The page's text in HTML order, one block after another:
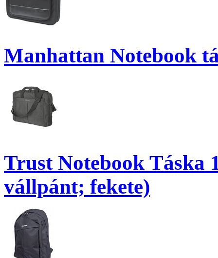
Manhattan Notebook
Trust Notebook Táska
vállpánt; fekete)